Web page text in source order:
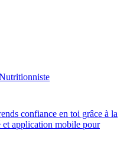
confiance en toi grâce à la
application mobile pour